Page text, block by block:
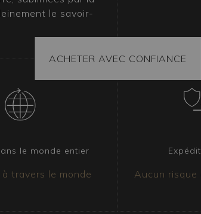
le savoir-
?
raffinement naturel
bien dans des
Tulipano
références au
d’une maison de
contribuant à
leur origine
le monde entier
travers le monde Aucun risque
ACHETER AVEC CONFIANCE